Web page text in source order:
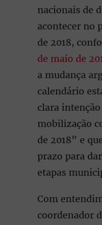
nacionais de
acontecer no
de 2018,
de maio de
a mudança
calendário
clara
mobilização
de 2018” e
prazo para
etapas
Com
coordenador